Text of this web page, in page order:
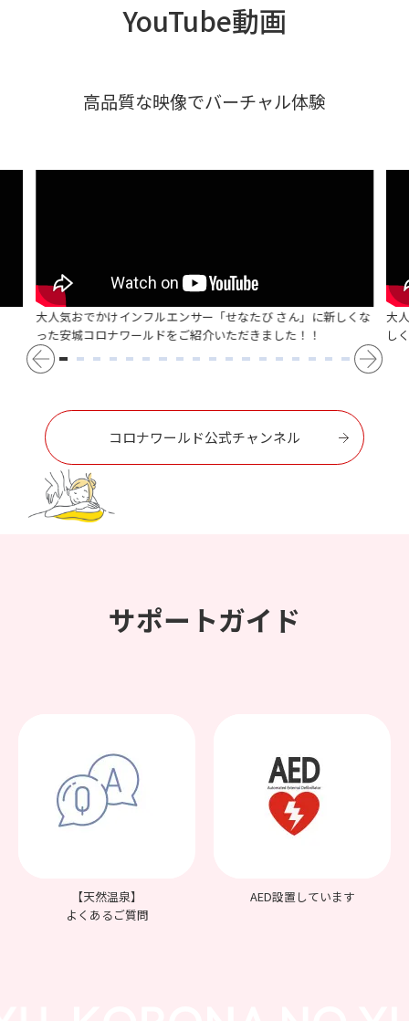
YouTube動画
高品質な映像でバーチャル体験
大人気おでかけインフルエンサー「せなたび さん」に新しくな
った安城コロナワールドをご紹介いただきました！！
大
し
コロナワールド公式チャンネル
サポートガイド
【天然温泉】
よくあるご質問
AED設置しています